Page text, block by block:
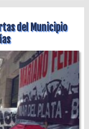
del Municipio